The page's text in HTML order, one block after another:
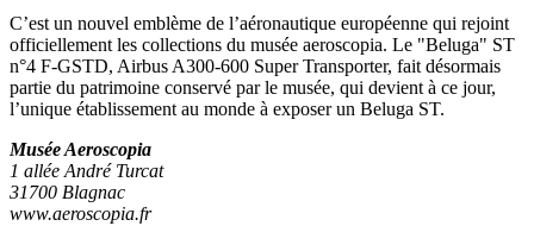
C’est un nouvel emblème de l’aéronautique européenne qui rejoint
officiellement les collections du musée aeroscopia. Le "Beluga" ST
n°4 F-GSTD, Airbus A300-600 Super Transporter, fait désormais
partie du patrimoine conservé par le musée, qui devient à ce jour,
l’unique établissement au monde à exposer un Beluga ST.
Musée Aeroscopia
1 allée André Turcat
31700 Blagnac
www.aeroscopia.fr